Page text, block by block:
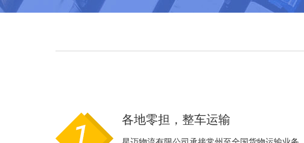
各地零担，整车运输